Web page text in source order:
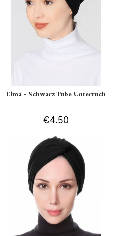
Elma - Schwarz Tube Untertuch
€4.50